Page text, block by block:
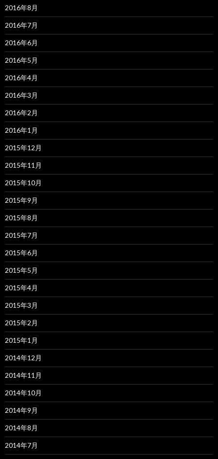
2016年8月
2016年7月
2016年6月
2016年5月
2016年4月
2016年3月
2016年2月
2016年1月
2015年12月
2015年11月
2015年10月
2015年9月
2015年8月
2015年7月
2015年6月
2015年5月
2015年4月
2015年3月
2015年2月
2015年1月
2014年12月
2014年11月
2014年10月
2014年9月
2014年8月
2014年7月